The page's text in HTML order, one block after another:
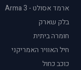
ארמד אסולט - Arma 3
בלק שארק
חומרה ביתית
חיל האוויר האמריקני
כוכב כחול